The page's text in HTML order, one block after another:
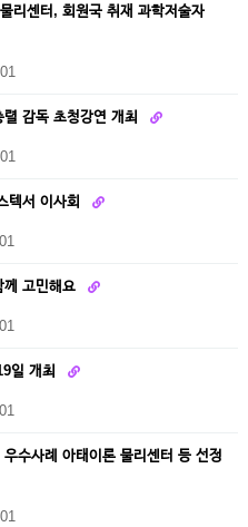
리센터, 회원국 취재 과학저술자
감독 초청강연 개최
텍서 이사회
께 고민해요
일 개최
수사례 아태이론 물리센터 등 선정